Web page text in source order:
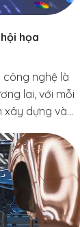
họa
nghệ là
lai, với mỗi
xây dựng và
nghệ tại
một cột mốc
giải pháp
chỉ bền
hài hòa với